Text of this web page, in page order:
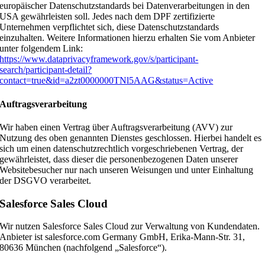
europäischer Datenschutzstandards bei Datenverarbeitungen in den
USA gewährleisten soll. Jedes nach dem DPF zertifizierte
Unternehmen verpflichtet sich, diese Datenschutzstandards
einzuhalten. Weitere Informationen hierzu erhalten Sie vom Anbieter
unter folgendem Link:
https://www.dataprivacyframework.gov/s/participant-
search/participant-detail?
contact=true&id=a2zt0000000TNl5AAG&status=Active
Auftragsverarbeitung
Wir haben einen Vertrag über Auftragsverarbeitung (AVV) zur
Nutzung des oben genannten Dienstes geschlossen. Hierbei handelt es
sich um einen datenschutzrechtlich vorgeschriebenen Vertrag, der
gewährleistet, dass dieser die personenbezogenen Daten unserer
Websitebesucher nur nach unseren Weisungen und unter Einhaltung
der DSGVO verarbeitet.
Salesforce Sales Cloud
Wir nutzen Salesforce Sales Cloud zur Verwaltung von Kundendaten.
Anbieter ist salesforce.com Germany GmbH, Erika-Mann-Str. 31,
80636 München (nachfolgend „Salesforce“).